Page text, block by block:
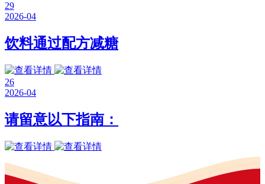
29
2026-04
饮料通过配方减糖
26
2026-04
请留意以下指南：